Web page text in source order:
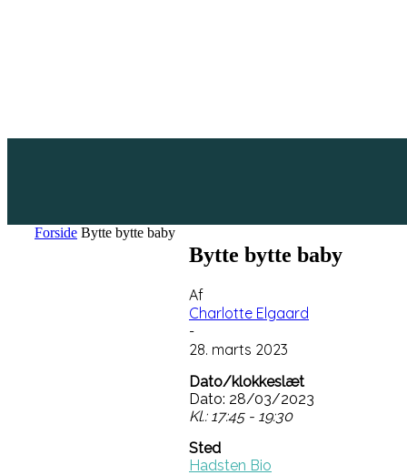
Forside Bytte bytte baby
Bytte bytte baby
Af
Charlotte Elgaard
-
28. marts 2023
Dato/klokkeslæt
Dato: 28/03/2023
Kl.: 17:45 - 19:30
Sted
Hadsten Bio